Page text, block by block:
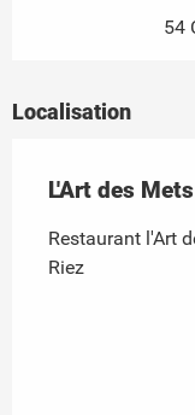
54
Localisation
L'Art des Mets
Restaurant l'Art
Riez